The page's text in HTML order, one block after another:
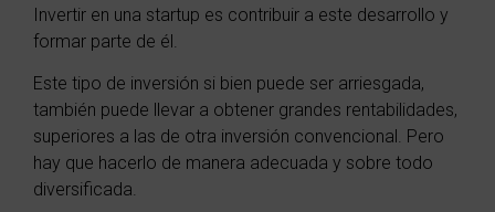
Invertir en una startup es contribuir a este desarrollo y
formar parte de él.
Este tipo de inversión si bien puede ser arriesgada,
también puede llevar a obtener grandes rentabilidades,
superiores a las de otra inversión convencional. Pero
hay que hacerlo de manera adecuada y sobre todo
diversificada.